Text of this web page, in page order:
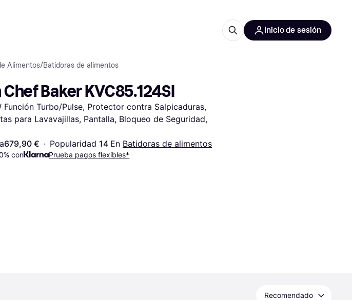
de ahorro
Flex
a plazo fijo
Móvil Más información
Fotografías
Teléfonos & Wearables
Niños y Familia
Transportes Motorizados
Jardín y Patio
Electrodomésticos
Libros, Películas y Música
Materiales de oficina
Todas las categorías
Inicio de sesión
Alimentos/Batidoras de alimentos
Baker KVC85.124SI
Turbo/Pulse, Protector contra Salpicaduras,
para Lavavajillas, Pantalla, Bloqueo de Seguridad,
a679,90 € · Popularidad 14 En Batidoras de alimentos
con Prueba pagos flexibles*
Recomendado